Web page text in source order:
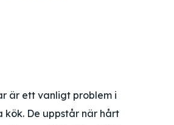
är ett vanligt problem i
kök. De uppstår när hårt